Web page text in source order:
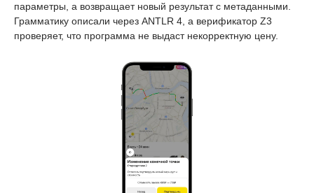
параметры, а возвращает новый результат с метаданными.
Грамматику описали через ANTLR 4, а верификатор Z3
проверяет, что программа не выдаст некорректную цену.